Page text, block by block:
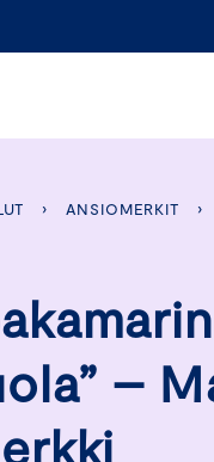
› ANSIOMERKIT ›
–